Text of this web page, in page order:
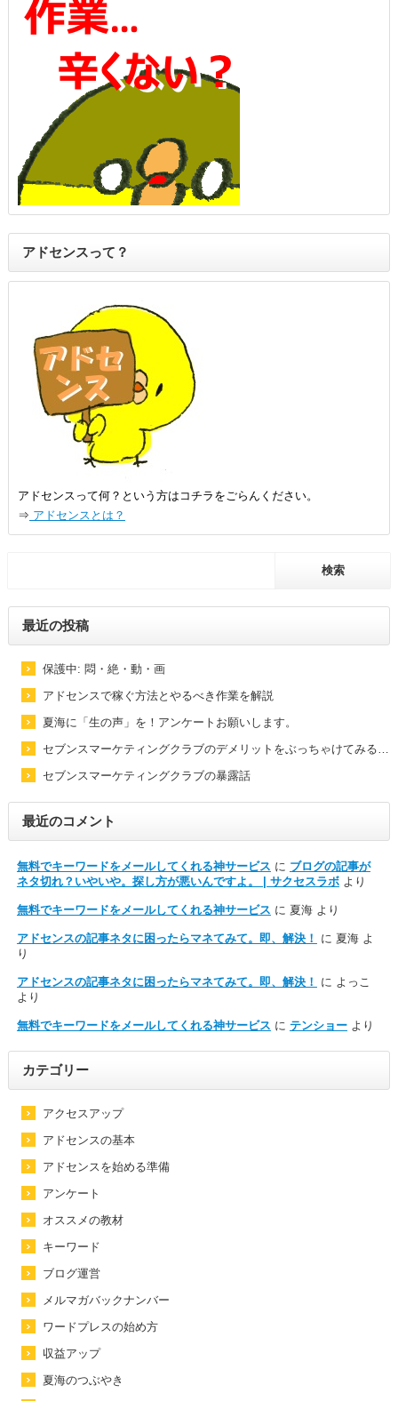
アドセンスって？
アドセンスって何？という方はコチラをごらんください。
⇒ アドセンスとは？
最近の投稿
保護中: 悶・絶・動・画
アドセンスで稼ぐ方法とやるべき作業を解説
夏海に「生の声」を！アンケートお願いします。
セブンスマーケティングクラブのデメリットをぶっちゃけてみる…
セブンスマーケティングクラブの暴露話
最近のコメント
無料でキーワードをメールしてくれる神サービス に ブログの記事が
ネタ切れ？いやいや。探し方が悪いんですよ。 | サクセスラボより
無料でキーワードをメールしてくれる神サービス に 夏海より
アドセンスの記事ネタに困ったらマネてみて。即、解決！ に 夏海よ
り
アドセンスの記事ネタに困ったらマネてみて。即、解決！ に よっこ
より
無料でキーワードをメールしてくれる神サービス に テンショーより
カテゴリー
アクセスアップ
アドセンスの基本
アドセンスを始める準備
アンケート
オススメの教材
キーワード
ブログ運営
メルマガバックナンバー
ワードプレスの始め方
収益アップ
夏海のつぶやき